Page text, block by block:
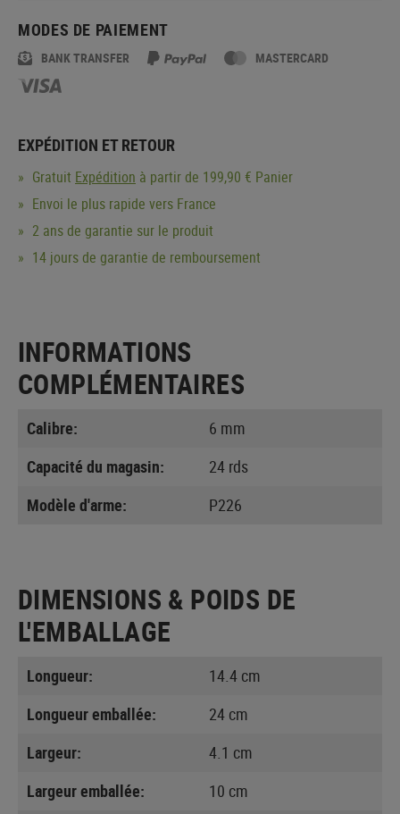
MODES DE PAIEMENT
BANK TRANSFER MASTERCARD
EXPÉDITION ET RETOUR
Gratuit Expédition à partir de 199,90 € Panier
Envoi le plus rapide vers France
2 ans de garantie sur le produit
14 jours de garantie de remboursement
INFORMATIONS
COMPLÉMENTAIRES
Calibre:
6 mm
Capacité du magasin:
24 rds
Modèle d'arme:
P226
DIMENSIONS & POIDS DE
L'EMBALLAGE
Longueur:
14.4 cm
Longueur emballée:
24 cm
Largeur:
4.1 cm
Largeur emballée:
10 cm